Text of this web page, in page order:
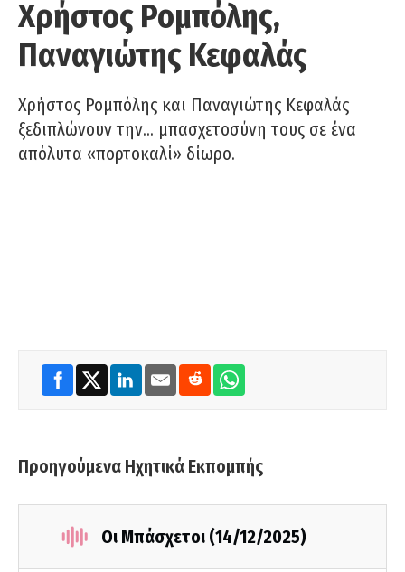
Χρήστος Ρομπόλης,
Παναγιώτης Κεφαλάς
Χρήστος Ρομπόλης και Παναγιώτης Κεφαλάς
ξεδιπλώνουν την… μπασχετοσύνη τους σε ένα
απόλυτα «πορτοκαλί» δίωρο.
Προηγούμενα Ηχητικά Εκπομπής
Οι Μπάσχετοι (14/12/2025)